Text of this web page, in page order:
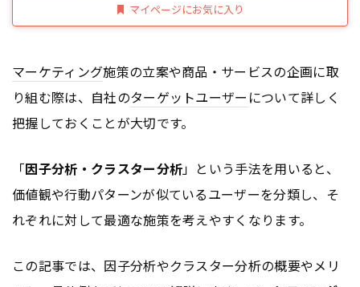
マイページにお気に入り
マーケティング施策の立案や商品・サービスの企画に取
り組む際は、自社のターゲットユーザー について詳しく
把握しておくことが大切です。
「因子分析・クラスター分析」という手法を用いると、
価値観や行動パターンが似ているユーザーを分類し、そ
れぞれに対して最適な施策を考えやすくなります。
この記事では、因子分析やクラスター分析の概要やメリ